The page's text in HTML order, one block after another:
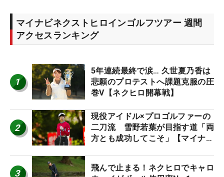
マイナビネクストヒロインゴルフツアー 週間
アクセスランキング
1
5年連続最終で涙… 久世夏乃香は
悲願のプロテストへ課題克服の圧
巻V【ネクヒロ開幕戦】
2
現役アイドル×プロゴルファーの
二刀流 雪野若葉が目指す道「両
方とも成功してこそ」【マイナビ
3
飛んで止まる！ネクヒロでキャロ